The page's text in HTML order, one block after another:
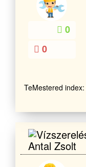
0
0
TeMestered index:
Antal Zsolt